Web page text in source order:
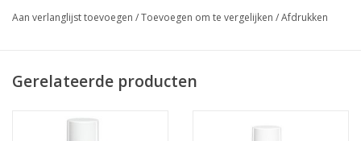
Aan verlanglijst toevoegen /Toevoegen om te vergelijken /Afdrukken
Gerelateerde producten